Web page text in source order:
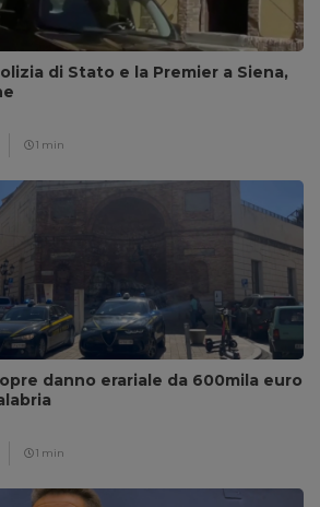
di Stato e la Premier a Siena,
1 min
danno erariale da 600mila euro
1 min